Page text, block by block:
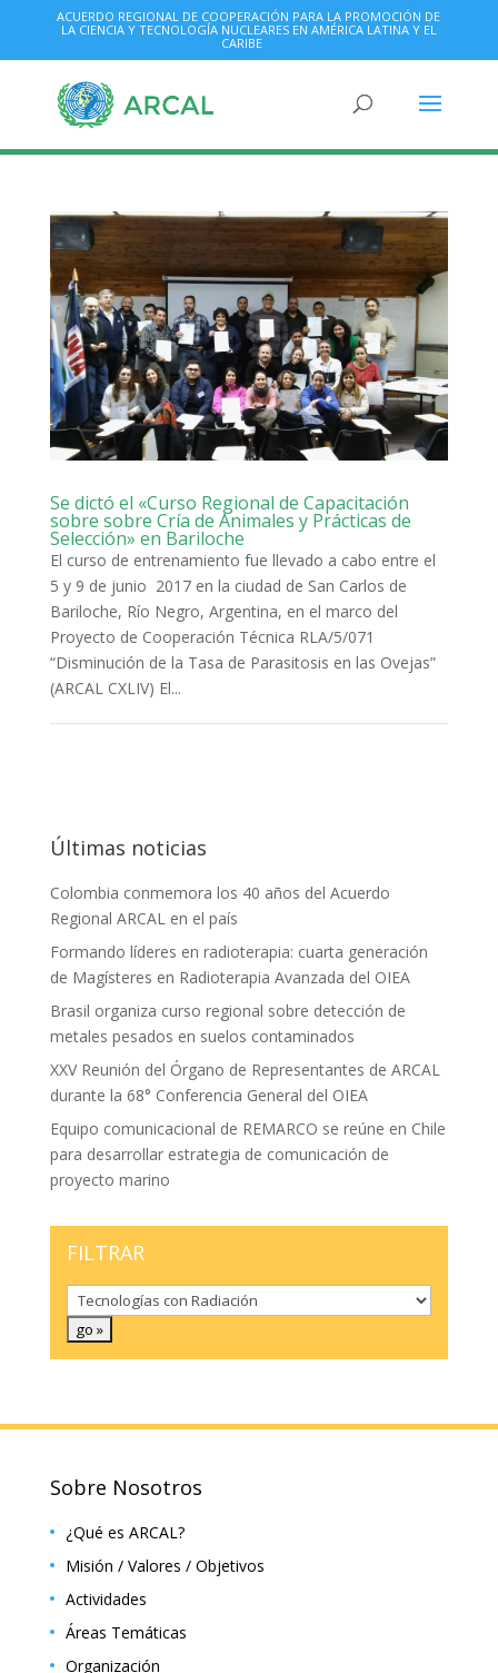
ACUERDO REGIONAL DE COOPERACIÓN PARA LA PROMOCIÓN DE
LA CIENCIA Y TECNOLOGÍA NUCLEARES EN AMÉRICA LATINA Y EL
CARIBE
Se dictó el «Curso Regional de Capacitación
sobre sobre Cría de Animales y Prácticas de
Selección» en Bariloche
El curso de entrenamiento fue llevado a cabo entre el
5 y 9 de junio 2017 en la ciudad de San Carlos de
Bariloche, Río Negro, Argentina, en el marco del
Proyecto de Cooperación Técnica RLA/5/071
“Disminución de la Tasa de Parasitosis en las Ovejas”
(ARCAL CXLIV) El...
Últimas noticias
Colombia conmemora los 40 años del Acuerdo
Regional ARCAL en el país
Formando líderes en radioterapia: cuarta generación
de Magísteres en Radioterapia Avanzada del OIEA
Brasil organiza curso regional sobre detección de
metales pesados en suelos contaminados
XXV Reunión del Órgano de Representantes de ARCAL
durante la 68° Conferencia General del OIEA
Equipo comunicacional de REMARCO se reúne en Chile
para desarrollar estrategia de comunicación de
proyecto marino
FILTRAR
Sobre Nosotros
¿Qué es ARCAL?
Misión / Valores / Objetivos
Actividades
Áreas Temáticas
Organización